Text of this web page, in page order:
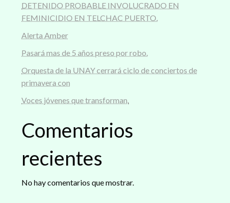
DETENIDO PROBABLE INVOLUCRADO EN
FEMINICIDIO EN TELCHAC PUERTO.
Alerta Amber
Pasará mas de 5 años preso por robo.
Orquesta de la UNAY cerrará ciclo de conciertos de
primavera con
Voces jóvenes que transforman.
Comentarios
recientes
No hay comentarios que mostrar.